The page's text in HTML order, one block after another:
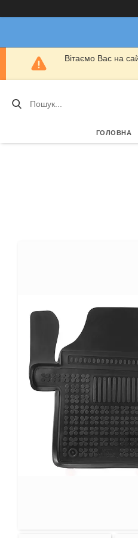
Вітаємо Вас на
ГОЛОВНА